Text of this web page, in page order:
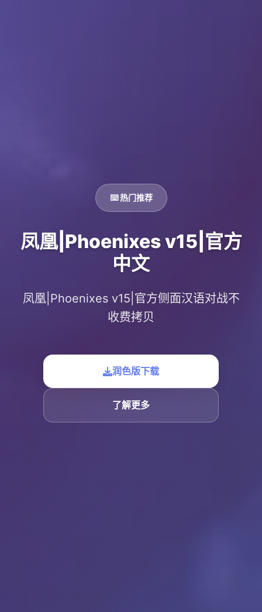
⌨️ 热门推荐
凤凰|Phoenixes v15|官方
中文
凤凰|Phoenixes v15|官方侧面汉语对战不
收费拷贝
润色版下载
了解更多